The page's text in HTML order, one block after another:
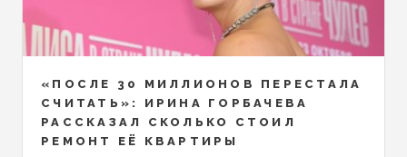
«ПОСЛЕ 30 МИЛЛИОНОВ ПЕРЕСТАЛА
СЧИТАТЬ»: ИРИНА ГОРБАЧЕВА
РАССКАЗАЛ СКОЛЬКО СТОИЛ
РЕМОНТ ЕЁ КВАРТИРЫ